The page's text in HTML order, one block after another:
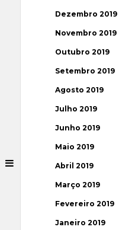
Dezembro 2019
Novembro 2019
Outubro 2019
Setembro 2019
Agosto 2019
Julho 2019
Junho 2019
Maio 2019
Abril 2019
Março 2019
Fevereiro 2019
Janeiro 2019